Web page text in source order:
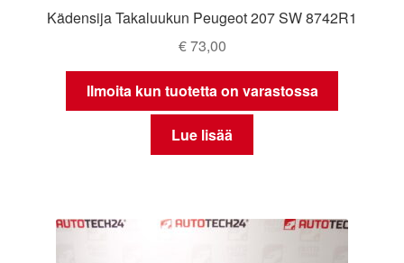
Kädensija Takaluukun Peugeot 207 SW 8742R1
€73,00
Ilmoita kun tuotetta on varastossa
Lue lisää